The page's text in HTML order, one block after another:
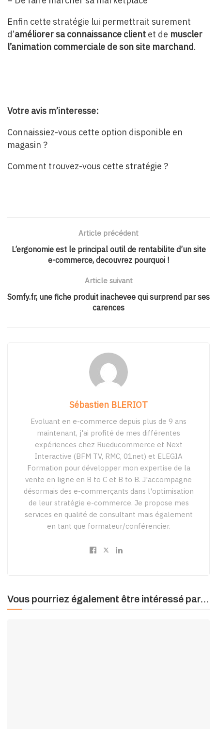
Enfin cette stratégie lui permettrait surement
d’améliorer sa connaissance client et de muscler
l’animation commerciale de son site marchand.
Votre avis m’interesse:
Connaissiez-vous cette option disponible en
magasin ?
Comment trouvez-vous cette stratégie ?
Article précédent
L’ergonomie est le principal outil de rentabilite d’un site
e-commerce, decouvrez pourquoi !
Article suivant
Somfy.fr, une fiche produit inachevee qui surprend par ses
carences
Sébastien BLERIOT
Evoluant en e-commerce depuis plus de 9 ans
maintenant, j'ai profité de mes différentes
expériences chez Rueducommerce et Next
Interactive (BFM TV, RMC, 01net) et ELEGIA
Formation pour développer mon expertise de la
vente en ligne en B to C et B to B. J'accompagne
désormais des e-commerçants dans l'optimisation
de leur stratégie e-commerce. Je propose mes
services en qualité de consultant mais également
en tant que formateur/conférencier.
Vous pourriez également être intéressé par...